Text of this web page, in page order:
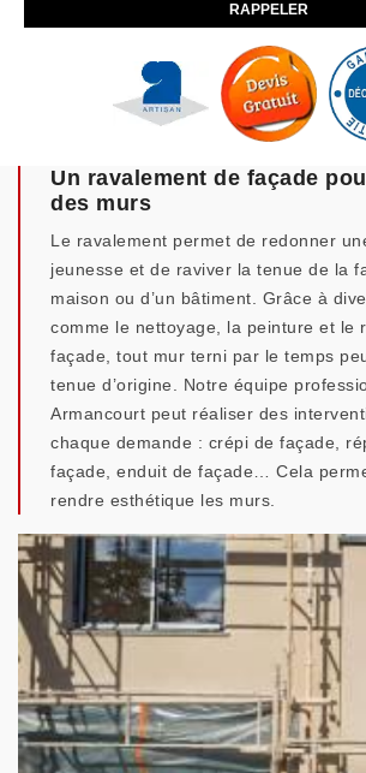
Un ravalement de façade
des murs
Le ravalement permet de redonner
jeunesse et de raviver la tenue de la
maison ou d’un bâtiment. Grâce à
comme le nettoyage, la peinture et le
façade, tout mur terni par le temps
tenue d’origine. Notre équipe
Armancourt peut réaliser des
chaque demande : crépi de façade,
façade, enduit de façade… Cela
rendre esthétique les murs.